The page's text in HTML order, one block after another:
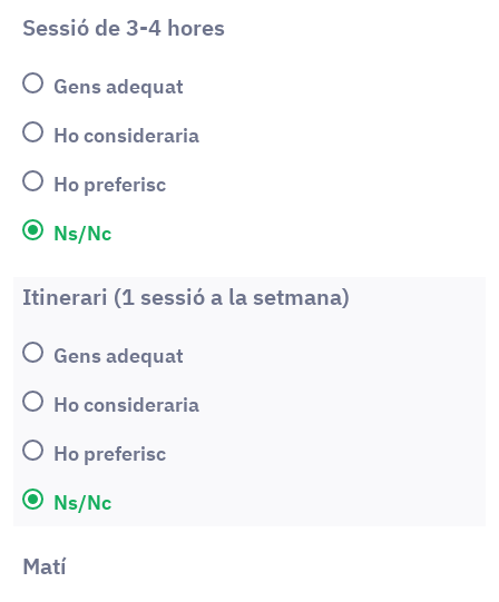
Sessió de 3-4 hores
Gens adequat
Ho consideraria
Ho preferisc
Ns/Nc
Itinerari (1 sessió a la setmana)
Gens adequat
Ho consideraria
Ho preferisc
Ns/Nc
Matí